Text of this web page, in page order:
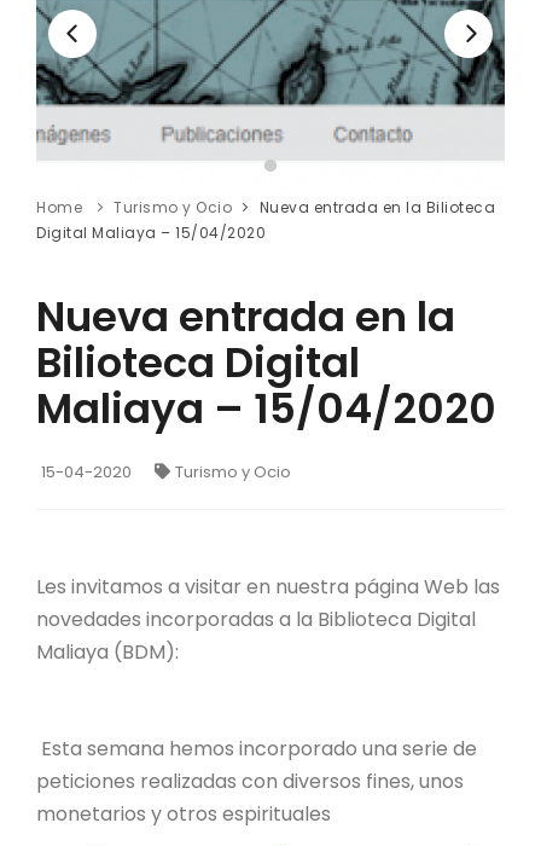
Home Turismo y Ocio
Nueva entrada en la Bilioteca
Digital Maliaya – 15/04/2020
Nueva entrada en la
Bilioteca Digital
Maliaya – 15/04/2020
15-04-2020 Turismo y Ocio
Les invitamos a visitar en nuestra página Web las
novedades incorporadas a la Biblioteca Digital
Maliaya (BDM):
Esta semana hemos incorporado una serie de
peticiones realizadas con diversos fines, unos
monetarios y otros espirituales